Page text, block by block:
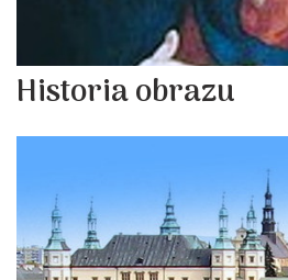
Historia obrazu